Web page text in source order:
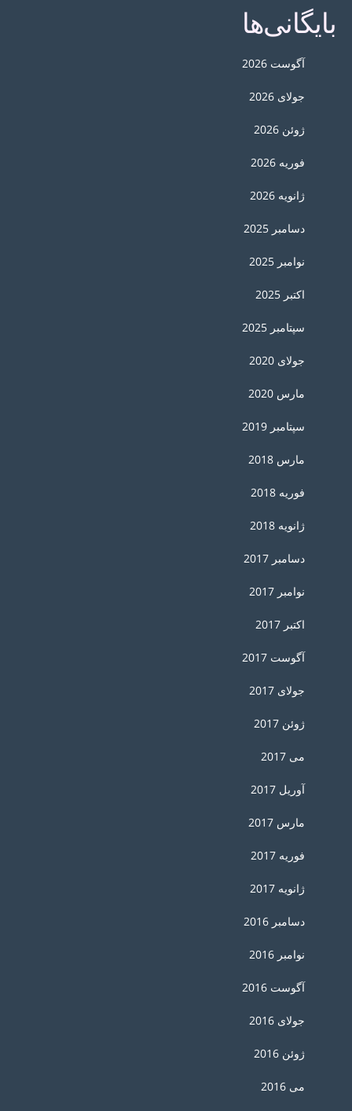
بایگانی‌ها
آگوست 2026
جولای 2026
ژوئن 2026
فوریه 2026
ژانویه 2026
دسامبر 2025
نوامبر 2025
اکتبر 2025
سپتامبر 2025
جولای 2020
مارس 2020
سپتامبر 2019
مارس 2018
فوریه 2018
ژانویه 2018
دسامبر 2017
نوامبر 2017
اکتبر 2017
آگوست 2017
جولای 2017
ژوئن 2017
می 2017
آوریل 2017
مارس 2017
فوریه 2017
ژانویه 2017
دسامبر 2016
نوامبر 2016
آگوست 2016
جولای 2016
ژوئن 2016
می 2016